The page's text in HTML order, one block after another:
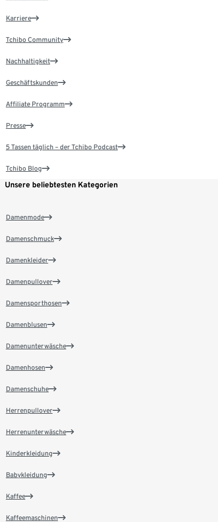
Karriere
Tchibo Community
Nachhaltigkeit
Geschäftskunden
Affiliate Programm
Presse
5 Tassen täglich – der Tchibo Podcast
Tchibo Blog
Unsere beliebtesten Kategorien
Damenmode
Damenschmuck
Damenkleider
Damenpullover
Damensporthosen
Damenblusen
Damenunterwäsche
Damenhosen
Damenschuhe
Herrenpullover
Herrenunterwäsche
Kinderkleidung
Babykleidung
Kaffee
Kaffeemaschinen